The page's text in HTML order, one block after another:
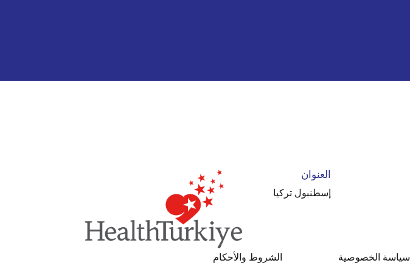
العنوان
إسطنبول تركيا
سياسة الخصوصية الشروط والأحكام